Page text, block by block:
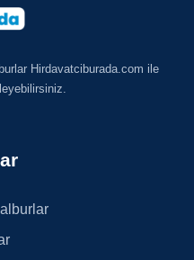
Hirdavatciburada.com ile